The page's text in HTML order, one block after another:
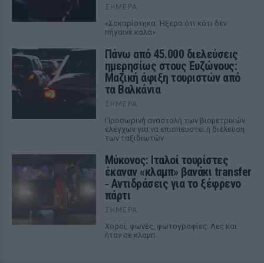
ΣΉΜΕΡΑ
«Σοκαρίστηκα. Ήξερα ότι κάτι δεν
πήγαινε καλά»
Πάνω από 45.000 διελεύσεις
ημερησίως στους Ευζώνους:
Μαζική άφιξη τουριστών από
τα Βαλκάνια
ΣΉΜΕΡΑ
Προσωρινή αναστολή των βιομετρικών
ελέγχων για να επισπευστεί η διέλευση
των ταξιδιωτών
Μύκονος: Ιταλοί τουρίστες
έκαναν «κλαμπ» βανάκι transfer
‑ Αντιδράσεις για το ξέφρενο
πάρτι
ΣΉΜΕΡΑ
Χοροί, φωνές, φωτογραφίες: Λες και
ήταν σε κλαμπ